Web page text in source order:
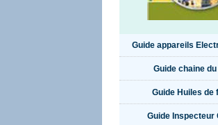
Guide appareils
Guide chaine
Guide Huiles de
Guide Inspecteur